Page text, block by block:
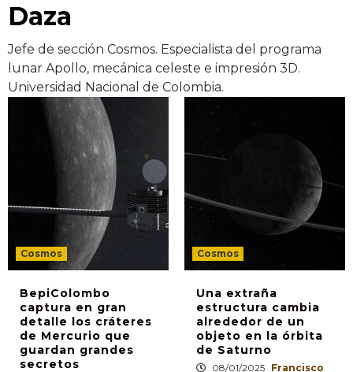
Daza
Jefe de sección Cosmos. Especialista del programa
lunar Apollo, mecánica celeste e impresión 3D.
Universidad Nacional de Colombia.
Cosmos
BepiColombo
captura en gran
detalle los cráteres
de Mercurio que
guardan grandes
secretos
Cosmos
Una extraña
estructura cambia
alrededor de un
objeto en la órbita
de Saturno
08/01/2025 Francisco